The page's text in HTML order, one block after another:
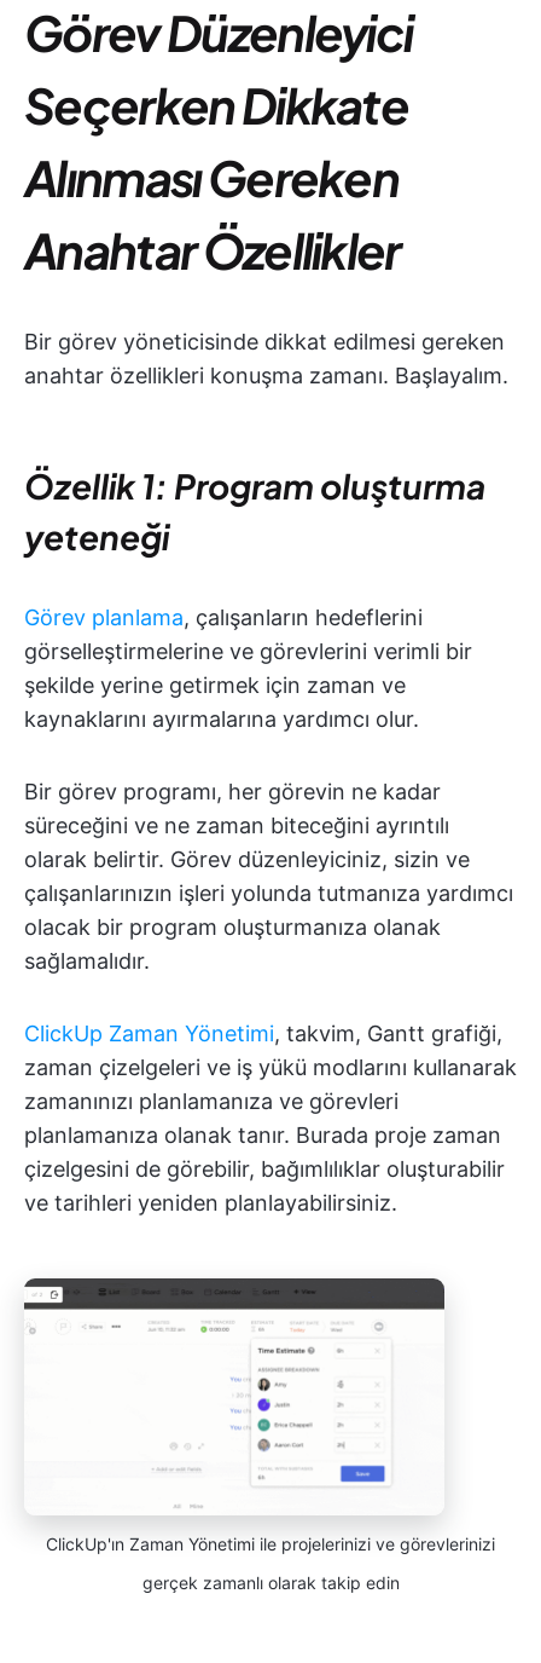
Görev Düzenleyici
Seçerken Dikkate
Alınması Gereken
Anahtar Özellikler
Bir görev yöneticisinde dikkat edilmesi gereken
anahtar özellikleri konuşma zamanı. Başlayalım.
Özellik 1: Program oluşturma
yeteneği
Görev planlama, çalışanların hedeflerini
görselleştirmelerine ve görevlerini verimli bir
şekilde yerine getirmek için zaman ve
kaynaklarını ayırmalarına yardımcı olur.
Bir görev programı, her görevin ne kadar
süreceğini ve ne zaman biteceğini ayrıntılı
olarak belirtir. Görev düzenleyiciniz, sizin ve
çalışanlarınızın işleri yolunda tutmanıza yardımcı
olacak bir program oluşturmanıza olanak
sağlamalıdır.
ClickUp Zaman Yönetimi, takvim, Gantt grafiği,
zaman çizelgeleri ve iş yükü modlarını kullanarak
zamanınızı planlamanıza ve görevleri
planlamanıza olanak tanır. Burada proje zaman
çizelgesini de görebilir, bağımlılıklar oluşturabilir
ve tarihleri yeniden planlayabilirsiniz.
ClickUp'ın Zaman Yönetimi ile projelerinizi ve görevlerinizi
gerçek zamanlı olarak takip edin